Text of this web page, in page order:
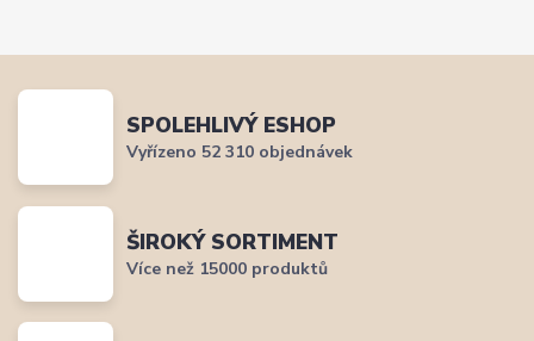
SPOLEHLIVÝ ESHOP
Vyřízeno 52 310 objednávek
ŠIROKÝ SORTIMENT
Více než 15000 produktů